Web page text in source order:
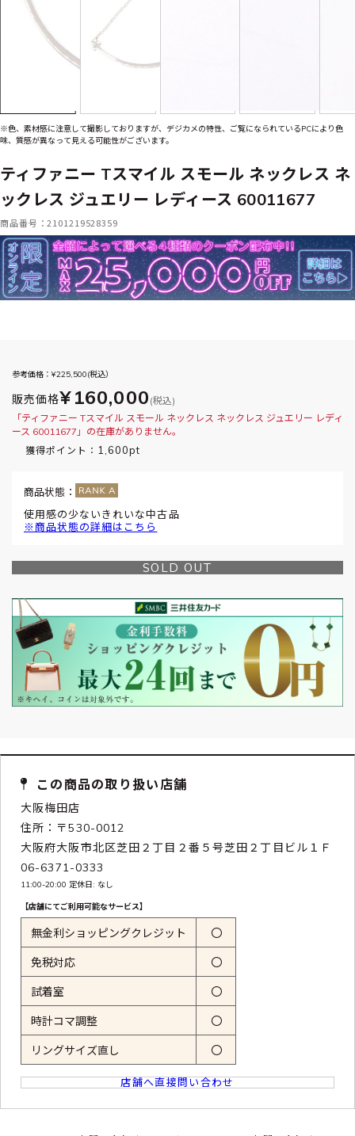
※色、素材感に注意して撮影しておりますが、デジカメの特性、ご覧になられているPCにより色
味、質感が異なって見える可能性がございます。
ティファニー Tスマイル スモール ネックレス ネ
ックレス ジュエリー レディース 60011677
商品番号：2101219528359
参考価格：¥225,500(税込）
販売価格¥160,000 (税込)
「ティファニー Tスマイル スモール ネックレス ネックレス ジュエリー レディ
ース 60011677」の在庫がありません。
獲得ポイント： 1,600pt
商品状態：
使用感の少ないきれいな中古品
※商品状態の詳細はこちら
SOLD OUT
この商品の取り扱い店舗
大阪梅田店
住所：〒530-0012
大阪府大阪市北区芝田２丁目２番５号芝田２丁目ビル１Ｆ
06-6371-0333
11:00-20:00 定休日: なし
【店舗にてご利用可能なサービス】
無金利ショッピングクレジット 〇
免税対応 〇
試着室 〇
時計コマ調整 〇
リングサイズ直し 〇
店舗へ直接問い合わせ